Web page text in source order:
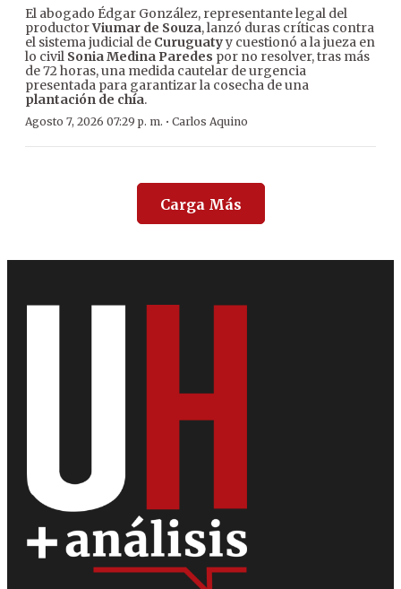
El abogado Édgar González, representante legal del
productorViumar de Souza, lanzó duras críticas contra
el sistema judicial de Curuguatyy cuestionó a la jueza en
lo civil Sonia Medina Paredes por no resolver, tras más
de 72 horas, una medida cautelar de urgencia
presentada para garantizar la cosecha de una
plantación de chía.
Agosto 7, 2026 07:29 p. m. · Carlos Aquino
Carga Más